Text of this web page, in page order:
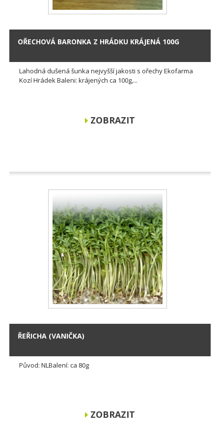
OŘECHOVÁ BARONKA Z HRÁDKU KRÁJENÁ 100G
Lahodná dušená šunka nejvyšší jakosti s ořechy Ekofarma
Kozí Hrádek Baleni: krájených ca 100g,...
ZOBRAZIT
ŘEŘICHA (VANIČKA)
Původ: NLBalení: ca 80g
ZOBRAZIT